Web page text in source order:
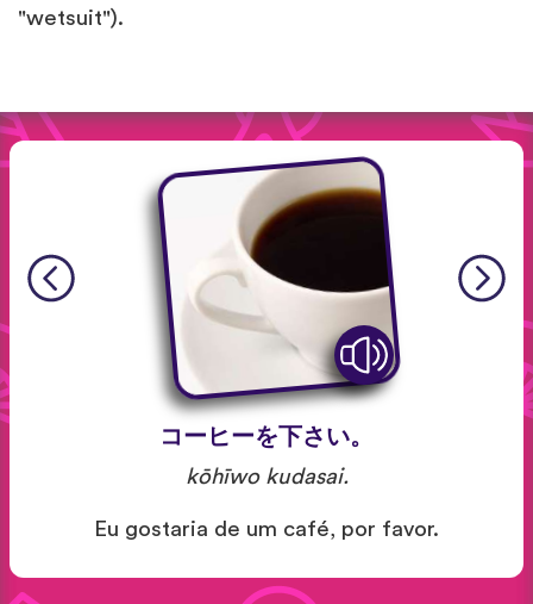
"wetsuit").
コーヒーを下さい。
kōhīwo kudasai.
Eu gostaria de um café, por favor.